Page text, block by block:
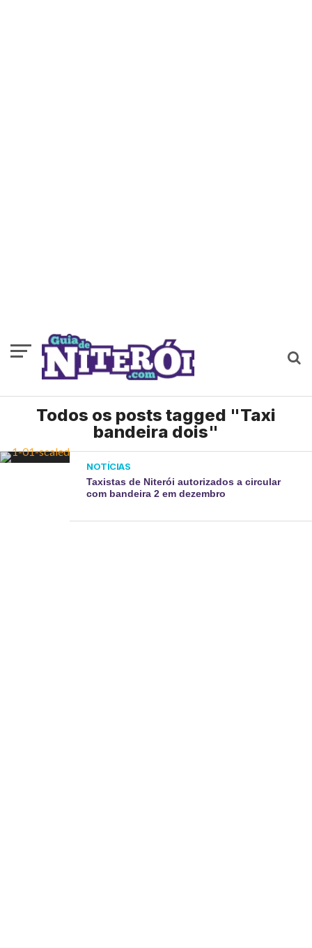
Todos os posts tagged "Taxi
bandeira dois"
NOTÍCIAS
Taxistas de Niterói autorizados a circular
com bandeira 2 em dezembro